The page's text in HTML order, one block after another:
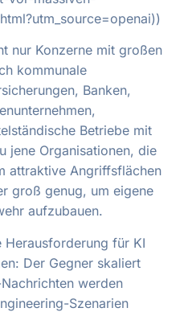
nur Konzerne mit großen
kommunale
Banken,
Betriebe mit
jene Organisationen, die
attraktive Angriffsflächen
groß genug, um eigene
aufzubauen.
für KI
Der Gegner skaliert
werden
Szenarien